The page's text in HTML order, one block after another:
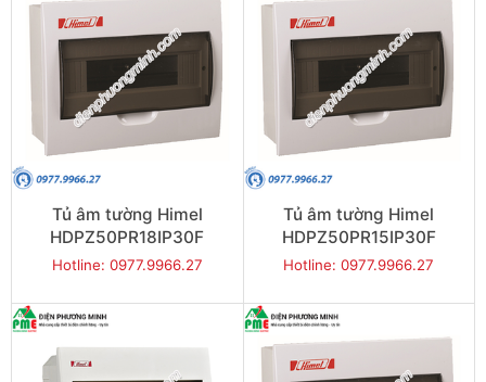
Tủ âm tường Himel
HDPZ50PR18IP30F
Hotline: 0977.9966.27
Tủ âm tường Himel
HDPZ50PR15IP30F
Hotline: 0977.9966.27